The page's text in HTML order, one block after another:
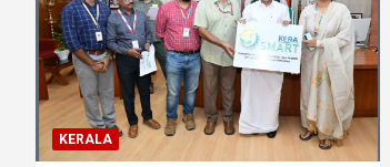
KERALA